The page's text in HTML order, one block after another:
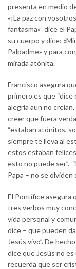
presenta en medio
«¡La paz con
fantasma»” dice el
su cuerpo y dice:
Palpadme» y para
mirada atónita.
Francisco asegura
primero es que
alegría aun no
creer que fuera
“estaban atónitos,
siempre te lleva al
estos estaban
esto no puede ser”.
Papa – no se olviden
El Pontífice asegura
tres verbos muy
vida personal y
dice – que pueden
Jesús vivo”. De
dice que Jesús no es
recuerda que ser